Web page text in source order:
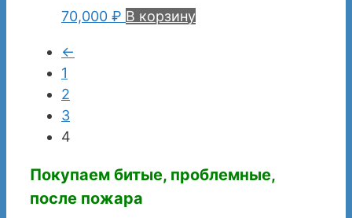
70,000 ₽ В корзину
←
1
2
3
4
Покупаем битые, проблемные,
после пожара